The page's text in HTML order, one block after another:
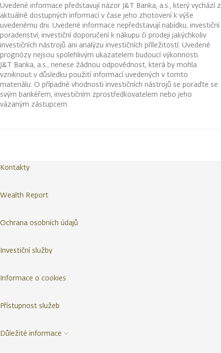
Uvedené informace představují názor J&T Banka, a.s., který vychází z
aktuálně dostupných informací v čase jeho zhotovení k výše
uvedenému dni. Uvedené informace nepředstavují nabídku, investiční
poradenství, investiční doporučení k nákupu či prodeji jakýchkoliv
investičních nástrojů ani analýzu investičních příležitostí. Uvedené
prognózy nejsou spolehlivým ukazatelem budoucí výkonnosti.
J&T Banka, a.s., nenese žádnou odpovědnost, která by mohla
vzniknout v důsledku použití informací uvedených v tomto
materiálu. O případné vhodnosti investičních nástrojů se poraďte se
svým bankéřem, investičním zprostředkovatelem nebo jeho
vázaným zástupcem.
Kontakty
Wealth Report
Ochrana osobních údajů
Investiční služby
Informace o cookies
Přístupnost služeb
Důležité informace